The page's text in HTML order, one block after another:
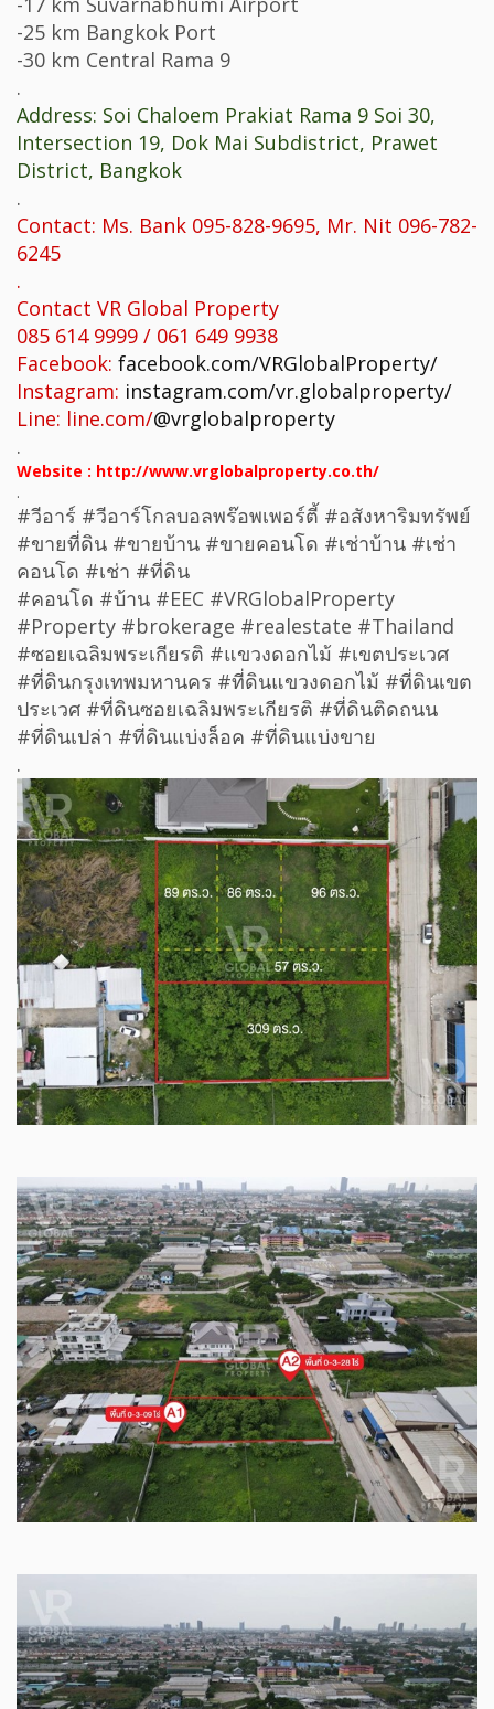
-25 km Bangkok Port
-30 km Central Rama 9
.
Address: Soi Chaloem Prakiat Rama 9 Soi 30,
Intersection 19, Dok Mai Subdistrict, Prawet
District, Bangkok
.
Contact: Ms. Bank 095-828-9695, Mr. Nit 096-782-
6245
.
Contact VR Global Property
085 614 9999 / 061 649 9938
Facebook: facebook.com/VRGlobalProperty/
Instagram: instagram.com/vr.globalproperty/
Line: line.com/@vrglobalproperty
.
Website : http://www.vrglobalproperty.co.th/
.
#วีอาร์ #วีอาร์โกลบอลพร๊อพเพอร์ตี้ #อสังหาริมทรัพย์
#ขายที่ดิน #ขายบ้าน #ขายคอนโด #เช่าบ้าน #เช่า
คอนโด #เช่า #ที่ดิน
#คอนโด #บ้าน #EEC #VRGlobalProperty
#Property #brokerage #realestate #Thailand
#ซอยเฉลิมพระเกียรติ #แขวงดอกไม้ #เขตประเวศ
#ที่ดินกรุงเทพมหานคร #ที่ดินแขวงดอกไม้ #ที่ดินเขต
ประเวศ #ที่ดินซอยเฉลิมพระเกียรติ #ที่ดินติดถนน
#ที่ดินเปล่า #ที่ดินแบ่งล็อค #ที่ดินแบ่งขาย
.